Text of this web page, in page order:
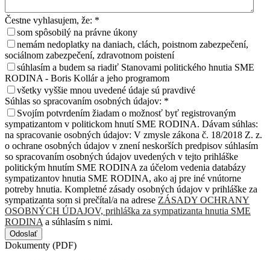
Čestne vyhlasujem, že: *
som spôsobilý na právne úkony
nemám nedoplatky na daniach, clách, poistnom zabezpečení,
sociálnom zabezpečení, zdravotnom poistení
súhlasím a budem sa riadiť Stanovami politického hnutia SME
RODINA - Boris Kollár a jeho programom
všetky vyššie mnou uvedené údaje sú pravdivé
Súhlas so spracovaním osobných údajov: *
Svojím potvrdením žiadam o možnosť byť registrovaným
sympatizantom v politickom hnutí SME RODINA. Dávam súhlas:
na spracovanie osobných údajov: V zmysle zákona č. 18/2018 Z. z.
o ochrane osobných údajov v znení neskorších predpisov súhlasím
so spracovaním osobných údajov uvedených v tejto prihláške
politickým hnutím SME RODINA za účelom vedenia databázy
sympatizantov hnutia SME RODINA, ako aj pre iné vnútorne
potreby hnutia. Kompletné zásady osobných údajov v prihláške za
sympatizanta som si prečítal/a na adrese ZÁSADY OCHRANY
OSOBNÝCH ÚDAJOV, prihláška za sympatizanta hnutia SME
RODINA a súhlasím s nimi.
Odoslať
Dokumenty (PDF)